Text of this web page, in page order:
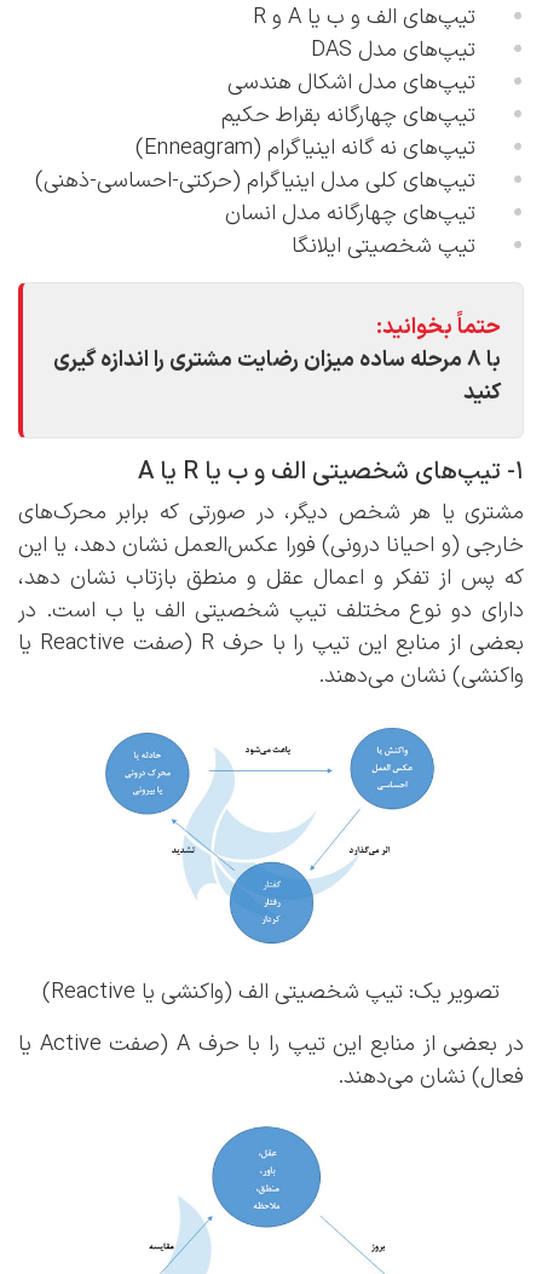
تیپ‌های الف و ب یا A و R
تیپ‌های مدل DAS
تیپ‌های مدل اشکال هندسی
تیپ‌های چهارگانه بقراط حکیم
تیپ‌های نه گانه اینیاگرام (Enneagram)
تیپ‌های کلی مدل اینیاگرام (حرکتی-احساسی-ذهنی)
تیپ‌های چهارگانه مدل انسان
تیپ شخصیتی ایلانگا
حتماً بخوانید:
با ۸ مرحله ساده میزان رضایت مشتری را اندازه گیری
کنید
1- تیپ‌های شخصیتی الف و ب یا R یا A
مشتری یا هر شخص دیگر، در صورتی که برابر محرک‌های
خارجی (و احیانا درونی) فورا عکس‌العمل نشان دهد، یا این
که پس از تفکر و اعمال عقل و منطق بازتاب نشان دهد،
دارای دو نوع مختلف تیپ شخصیتی الف یا ب است. در
بعضی از منابع این تیپ را با حرف R (صفت Reactive یا
واکنشی) نشان می‌دهند.
تصویر یک: تیپ شخصیتی الف (واکنشی یا Reactive)
در بعضی از منابع این تیپ را با حرف A (صفت Active یا
فعال) نشان می‌دهند.